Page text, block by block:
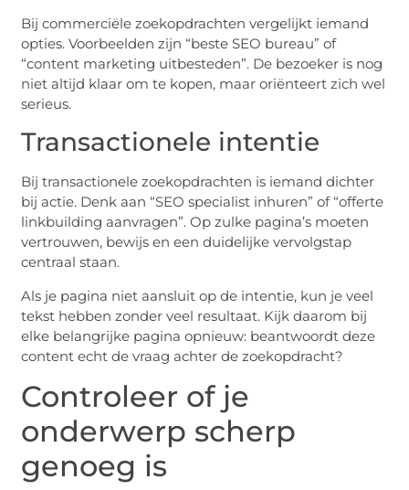
Bij commerciële zoekopdrachten vergelijkt iemand
opties. Voorbeelden zijn “beste SEO bureau” of
“content marketing uitbesteden”. De bezoeker is nog
niet altijd klaar om te kopen, maar oriënteert zich wel
serieus.
Transactionele intentie
Bij transactionele zoekopdrachten is iemand dichter
bij actie. Denk aan “SEO specialist inhuren” of “offerte
linkbuilding aanvragen”. Op zulke pagina’s moeten
vertrouwen, bewijs en een duidelijke vervolgstap
centraal staan.
Als je pagina niet aansluit op de intentie, kun je veel
tekst hebben zonder veel resultaat. Kijk daarom bij
elke belangrijke pagina opnieuw: beantwoordt deze
content echt de vraag achter de zoekopdracht?
Controleer of je
onderwerp scherp
genoeg is